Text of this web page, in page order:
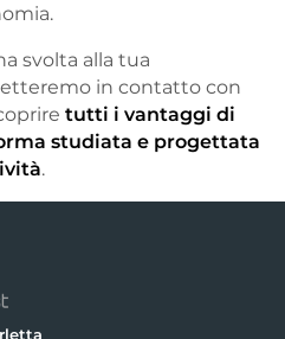
svolta alla tua
in contatto con
tutti i vantaggi di
studiata e progettata
.